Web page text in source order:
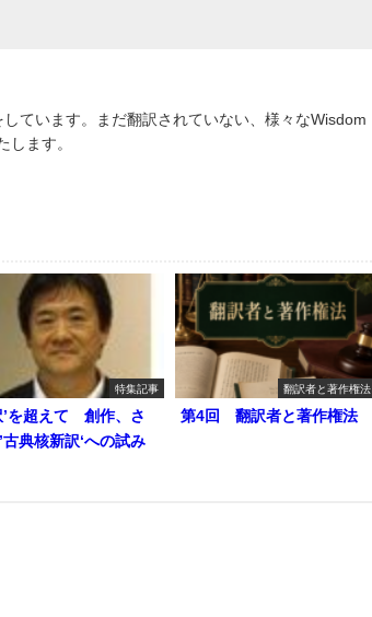
ています。まだ翻訳されていない、様々なWisdom
します。
特集記事
’を超えて 創作、さ
古典核新訳‘への試み
翻訳者と著作権法
第4回 翻訳者と著作権法